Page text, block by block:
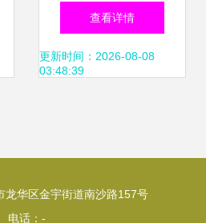
顺利举办 技术服务
深度解析与咨询要
查看详情
更新时间：2026-08-08
03:48:39
龙华区金宇街道南沙路157号
电话：-